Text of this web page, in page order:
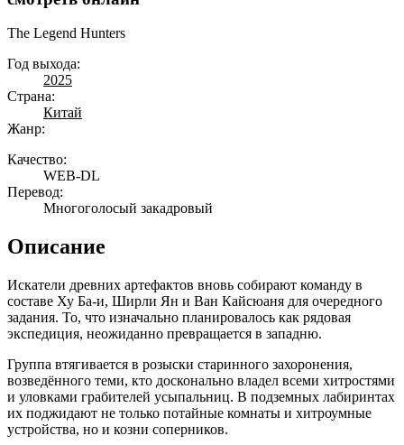
The Legend Hunters
Год выхода:
2025
Страна:
Китай
Жанр:
Качество:
WEB-DL
Перевод:
Многоголосый закадровый
Описание
Искатели древних артефактов вновь собирают команду в
составе Ху Ба-и, Ширли Ян и Ван Кайсюаня для очередного
задания. То, что изначально планировалось как рядовая
экспедиция, неожиданно превращается в западню.
Группа втягивается в розыски старинного захоронения,
возведённого теми, кто досконально владел всеми хитростями
и уловками грабителей усыпальниц. В подземных лабиринтах
их поджидают не только потайные комнаты и хитроумные
устройства, но и козни соперников.